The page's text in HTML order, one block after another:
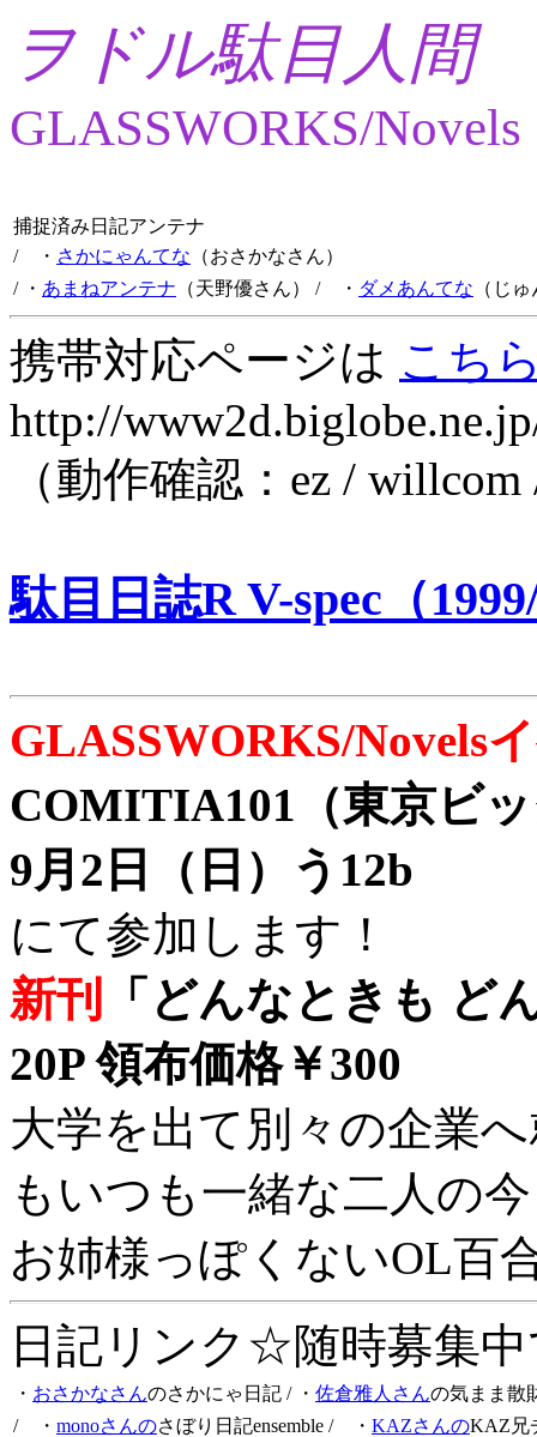
ヲドル駄目人間
GLASSWORKS/Novels
捕捉済み日記アンテナ
/ ・ さかにゃんてな （おさかなさん）
/ ・ あまねアンテナ （天野優さん） / ・ ダメあんてな （じ
携帯対応ページは こち
http://
（動作確認：ez /
駄目日誌R V-spec（
GLASSWORKS/Novels
COMITIA101（東京ビ
9月2日（日）う12b
にて参加します！
新刊
「どんなときも ど
20P 領布価格￥300
大学を出て別々の企業
もいつも一緒な二人の
お姉様っぽくないOL百
日記リンク☆随時募集
・ おさかなさんのさかにゃ日記 / ・ 佐倉雅人さんの気まま散
/ ・ monoさんのさぼり日記ensemble / ・ KAZさんのKAZ兄